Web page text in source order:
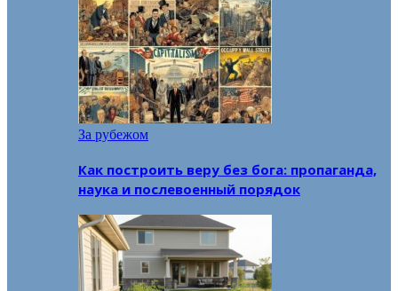
За рубежом
Как построить веру без бога: пропаганда,
наука и послевоенный порядок